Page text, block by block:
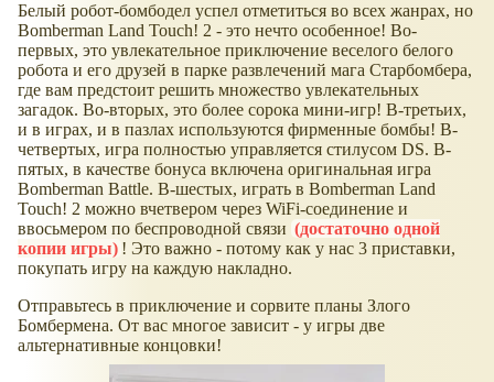
Белый робот-бомбодел успел отметиться во всех жанрах, но
Bomberman Land Touch! 2 - это нечто особенное! Во-
первых, это увлекательное приключение веселого белого
робота и его друзей в парке развлечений мага Старбомбера,
где вам предстоит решить множество увлекательных
загадок. Во-вторых, это более сорока мини-игр! В-третьих,
и в играх, и в пазлах используются фирменные бомбы! В-
четвертых, игра полностью управляется стилусом DS. В-
пятых, в качестве бонуса включена оригинальная игра
Bomberman Battle. В-шестых, играть в Bomberman Land
Touch! 2 можно вчетвером через WiFi-соединение и
ввосьмером по беспроводной связи (достаточно одной
копии игры) ! Это важно - потому как у нас 3 приставки,
покупать игру на каждую накладно.
Отправьтесь в приключение и сорвите планы Злого
Бомбермена. От вас многое зависит - у игры две
альтернативные концовки!